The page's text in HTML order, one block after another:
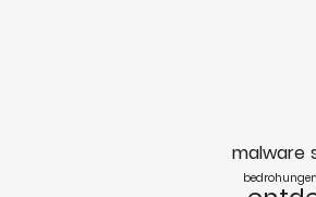
malware
bedrohungen